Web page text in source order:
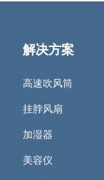
解决方案
高速吹风筒
挂脖风扇
加湿器
美容仪